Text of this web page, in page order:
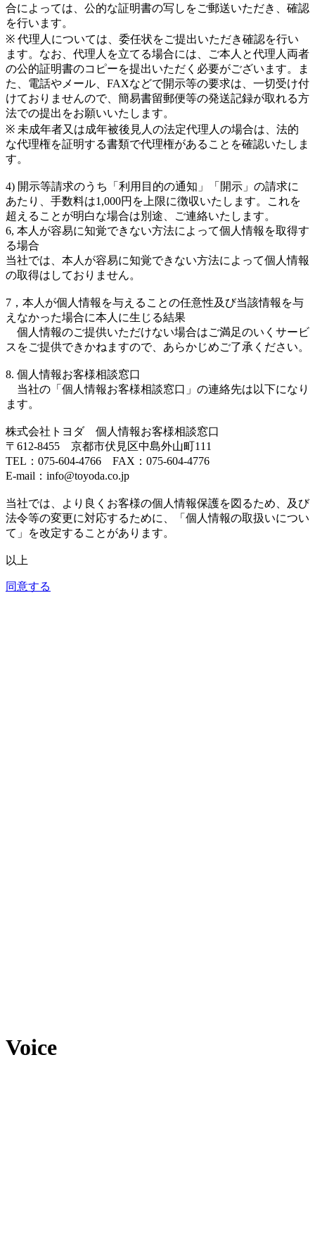
合によっては、公的な証明書の写しをご郵送いただき、確認
を行います。
※ 代理人については、委任状をご提出いただき確認を行い
ます。なお、代理人を立てる場合には、ご本人と代理人両者
の公的証明書のコピーを提出いただく必要がございます。ま
た、電話やメール、FAXなどで開示等の要求は、一切受け付
けておりませんので、簡易書留郵便等の発送記録が取れる方
法での提出をお願いいたします。
※ 未成年者又は成年被後見人の法定代理人の場合は、法的
な代理権を証明する書類で代理権があることを確認いたしま
す。
4) 開示等請求のうち「利用目的の通知」「開示」の請求に
あたり、手数料は1,000円を上限に徴収いたします。これを
超えることが明白な場合は別途、ご連絡いたします。
6, 本人が容易に知覚できない方法によって個人情報を取得す
る場合
当社では、本人が容易に知覚できない方法によって個人情報
の取得はしておりません。
7，本人が個人情報を与えることの任意性及び当該情報を与
えなかった場合に本人に生じる結果
個人情報のご提供いただけない場合はご満足のいくサービ
スをご提供できかねますので、あらかじめご了承ください。
8. 個人情報お客様相談窓口
当社の「個人情報お客様相談窓口」の連絡先は以下になり
ます。
株式会社トヨダ 個人情報お客様相談窓口
〒612-8455 京都市伏見区中島外山町111
TEL：075-604-4766 FAX：075-604-4776
E-mail：info@toyoda.co.jp
当社では、より良くお客様の個人情報保護を図るため、及び
法令等の変更に対応するために、「個人情報の取扱いについ
て」を改定することがあります。
以上
同意する
Voice